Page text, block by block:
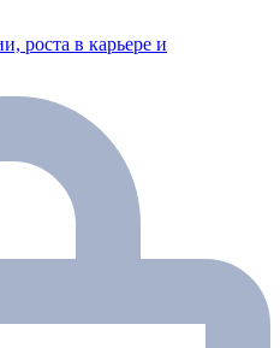
роста в карьере и